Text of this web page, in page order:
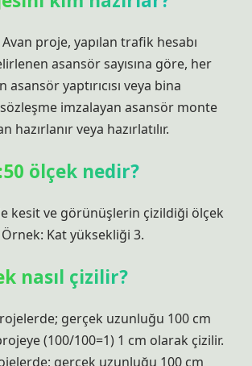
Avan proje, yapılan trafik hesabı
asansör sayısına göre, her
yaptırıcısı veya bina
imzalayan asansör monte
hazırlanır veya hazırlatılır.
ölçek nedir?
kesit ve görünüşlerin çizildiği ölçek
Örnek: Kat yüksekliği 3.
nasıl çizilir?
gerçek uzunluğu 100 cm
(100/100=1) 1 cm olarak çizilir.
gerçek uzunluğu 100 cm